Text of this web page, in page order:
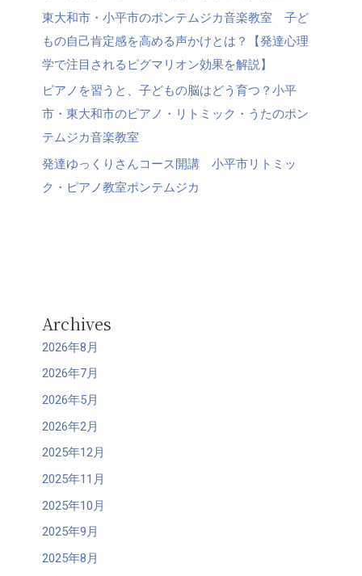
東大和市・小平市のポンテムジカ音楽教室 子ど
もの自己肯定感を高める声かけとは？【発達心理
学で注目されるピグマリオン効果を解説】
ピアノを習うと、子どもの脳はどう育つ？小平
市・東大和市のピアノ・リトミック・うたのポン
テムジカ音楽教室
発達ゆっくりさんコース開講 小平市リトミッ
ク・ピアノ教室ポンテムジカ
Archives
2026年8月
2026年7月
2026年5月
2026年2月
2025年12月
2025年11月
2025年10月
2025年9月
2025年8月